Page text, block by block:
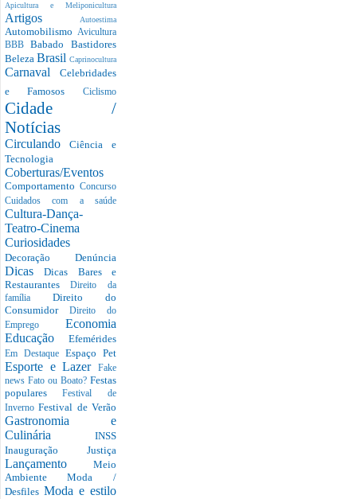
Apicultura e Meliponicultura
Artigos Autoestima
Automobilismo Avicultura
BBBBabado Bastidores
Beleza Brasil Caprinocultura
Carnaval Celebridades
e Famosos Ciclismo
Cidade /
Notícias
CirculandoCiência e
Tecnologia
Coberturas/Eventos
Comportamento Concurso
Cuidados com a saúde
Cultura-Dança-
Teatro-Cinema
Curiosidades
Decoração Denúncia
DicasDicas Bares e
RestaurantesDireito da
família Direito do
Consumidor Direito do
Emprego Economia
Educação Efemérides
Em Destaque Espaço Pet
Esporte e Lazer
Fake
news Fato ou Boato? Festas
popularesFestival de
InvernoFestival de Verão
Gastronomia e
Culinária INSS
Inauguração Justiça
Lançamento Meio
AmbienteModa /
Desfiles Moda e estilo